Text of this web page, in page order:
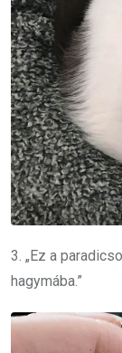
3. „Ez a
hagymába.”